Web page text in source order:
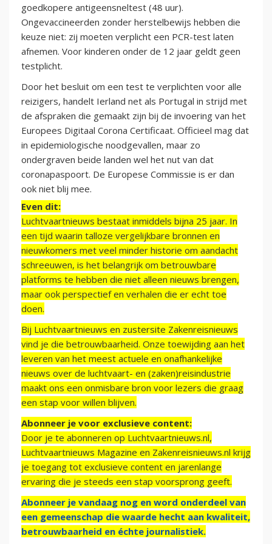
goedkopere antigeensneltest (48 uur).
Ongevaccineerden zonder herstelbewijs hebben die
keuze niet: zij moeten verplicht een PCR-test laten
afnemen. Voor kinderen onder de 12 jaar geldt geen
testplicht.
Door het besluit om een test te verplichten voor alle
reizigers, handelt Ierland net als Portugal in strijd met
de afspraken die gemaakt zijn bij de invoering van het
Europees Digitaal Corona Certificaat. Officieel mag dat
in epidemiologische noodgevallen, maar zo
ondergraven beide landen wel het nut van dat
coronapaspoort. De Europese Commissie is er dan
ook niet blij mee.
Even dit:
Luchtvaartnieuws bestaat inmiddels bijna 25 jaar. In
een tijd waarin talloze vergelijkbare bronnen en
nieuwkomers met veel minder historie om aandacht
schreeuwen, is het belangrijk om betrouwbare
platforms te hebben die niet alleen nieuws brengen,
maar ook perspectief en verhalen die er echt toe
doen.
Bij Luchtvaartnieuws en zustersite Zakenreisnieuws
vind je die betrouwbaarheid. Onze toewijding aan het
leveren van het meest actuele en onafhankelijke
nieuws over de luchtvaart- en (zaken)reisindustrie
maakt ons een onmisbare bron voor lezers die graag
een stap voor willen blijven.
Abonneer je voor exclusieve content:
Door je te abonneren op Luchtvaartnieuws.nl,
Luchtvaartnieuws Magazine en Zakenreisnieuws.nl krijg
je toegang tot exclusieve content en jarenlange
ervaring die je steeds een stap voorsprong geeft.
Abonneer je vandaag nog en word onderdeel van
een gemeenschap die waarde hecht aan kwaliteit,
betrouwbaarheid en échte journalistiek.